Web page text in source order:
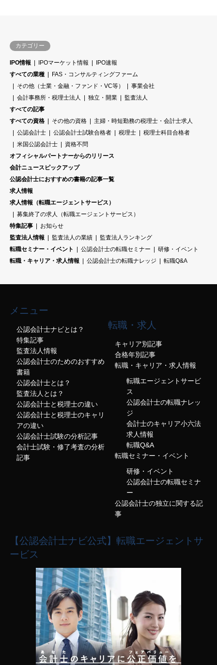
カテゴリー
IPO情報 IPOマーケット情報
IPO速報
すべての業種
FAS・コンサルティングファーム
その他（士業・金融・ファンド・VC等）
事業会社
会計事務所・税理士法人
独立・開業
監査法人
すべての記事
すべての資格
その他の資格
主婦・時短勤務の税理士・会計士求人
公認会計士
公認会計士試験合格者 税理士
税理士科目合格者
米国公認会計士
資格不問
オフィシャルパートナーからのリリース
会計ニュースピックアップ
公認会計士におすすめの書籍の記事一覧
求人情報
求人情報（転職エージェントサービス）
募集終了の求人（転職エージェントサービス）
特集記事
お知らせ
監査法人情報
監査法人の業績
監査法人ランキング
転職セミナー・イベント
公認会計士の転職セミナー
研修・イベント
転職・キャリア・求人情報
公認会計士の転職ナレッジ 転職Q&A
メニュー
公認会計士ナビとは？
特集記事
監査法人情報
公認会計士のためのおすすめ
書籍
公認会計士とは？
監査法人とは？
公認会計士と税理士の違い
公認会計士と税理士のキャリ
アの違い
公認会計士試験の分析記事
会計士試験・修了考査の分析
記事
転職・求人
キャリア別記事
合格年別記事
転職・キャリア・求人情報
転職エージェントサービ
ス
公認会計士の転職ナレッ
ジ
会計士のキャリア小六法
求人情報
転職Q&A
転職セミナー・イベント
研修・イベント
公認会計士の転職セミナ
ー
公認会計士の独立に関する記
事
【公認会計士ナビ公式】転職エージェントサ
ービス